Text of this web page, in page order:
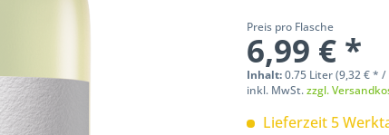
Preis pro Flasche
6,99 € *
Inhalt:0.75 Liter (9,32 € *
inkl. MwSt.zzgl.
Lieferzeit 5